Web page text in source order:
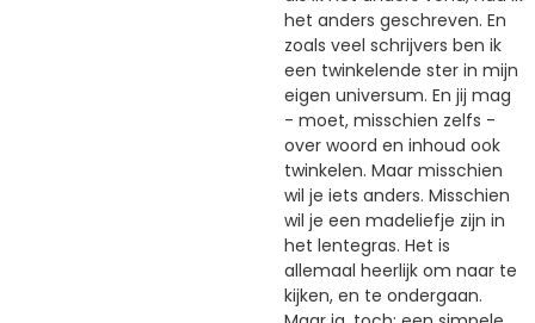
het anders geschreven. En
zoals veel schrijvers ben ik
een twinkelende ster in mijn
eigen universum. En jij mag
- moet, misschien zelfs -
over woord en inhoud ook
twinkelen. Maar misschien
wil je iets anders. Misschien
wil je een madeliefje zijn in
het lentegras. Het is
allemaal heerlijk om naar te
kijken, en te ondergaan.